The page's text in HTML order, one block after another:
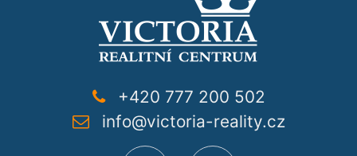
+420 777 200 502
info@victoria-reality.cz